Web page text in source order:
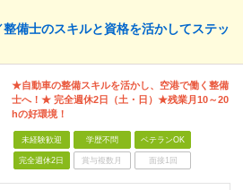
備士のスキルと資格を活かしてステッ
★自動車の整備スキルを活かし、空港で働く整備
士へ！★ 完全週休2日（土・日）★残業月10～20
hの好環境！
未経験歓迎 学歴不問 ベテランOK
完全週休2日 賞与複数月 面接1回